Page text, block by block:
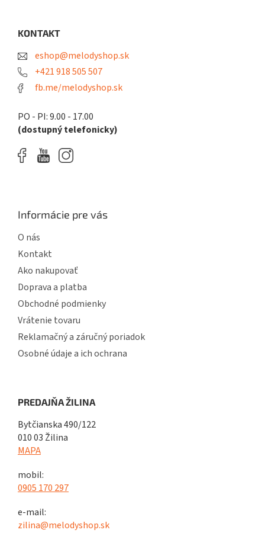
KONTAKT
eshop@melodyshop.sk
+421 918 505 507
fb.me/melodyshop.sk
PO - PI: 9.00 - 17.00
(dostupný telefonicky)
Informácie pre vás
O nás
Kontakt
Ako nakupovať
Doprava a platba
Obchodné podmienky
Vrátenie tovaru
Reklamačný a záručný poriadok
Osobné údaje a ich ochrana
PREDAJŇA ŽILINA
Bytčianska 490/122
010 03 Žilina
MAPA
mobil:
0905 170 297
e-mail:
zilina@melodyshop.sk